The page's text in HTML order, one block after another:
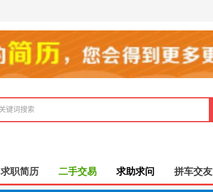
求职简历 二手交易 求助求问 拼车交友